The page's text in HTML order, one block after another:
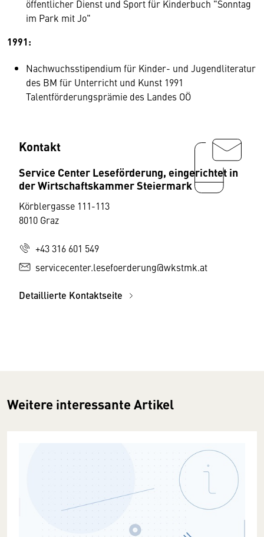
öffentlicher Dienst und Sport für Kinderbuch "Sonntag
im Park mit Jo"
1991:
Nachwuchsstipendium für Kinder- und Jugendliteratur
des BM für Unterricht und Kunst 1991
Talentförderungsprämie des Landes OÖ
Kontakt
Service Center Leseförderung, eingerichtet in
der Wirtschaftskammer Steiermark
Körblergasse 111-113
8010 Graz
+43 316 601 549
servicecenter.lesefoerderung@wkstmk.at
Detaillierte Kontaktseite
Weitere interessante Artikel